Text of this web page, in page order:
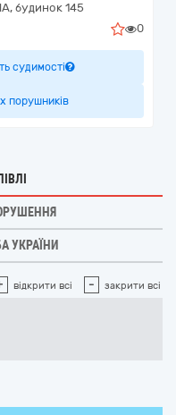
будинок 145
0
судимості
порушників
УКРАЇНИ
відкрити всі - закрити всі